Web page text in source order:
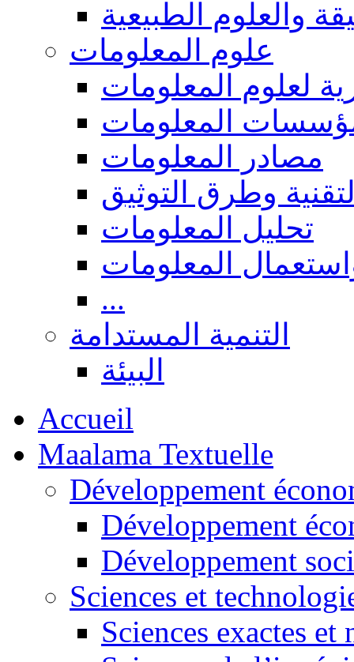
والعلوم الطبيعية
علوم المعلومات
لعلوم المعلومات
المعلومات
مصادر المعلومات
وطرق التوثيق
تحليل المعلومات
المعلومات
...
التنمية المستدامة
البيئة
Accueil
Maalama Textuelle
Développement
Développement
Développement
Sciences et
Sciences exactes et